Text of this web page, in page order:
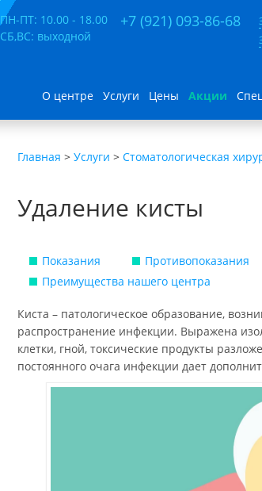
ПН-ПТ: 10.00 - 18.00
СБ,ВС: выходной
+7 (921) 093-86-68
О центре Услуги Цены Акции
Главная > Услуги > Стоматологическая
Удаление кисты
Показания Противопоказания
Преимущества нашего центра
Киста – патологическое образование,
распространение инфекции. Выражена
клетки, гной, токсические продукты
постоянного очага инфекции дает